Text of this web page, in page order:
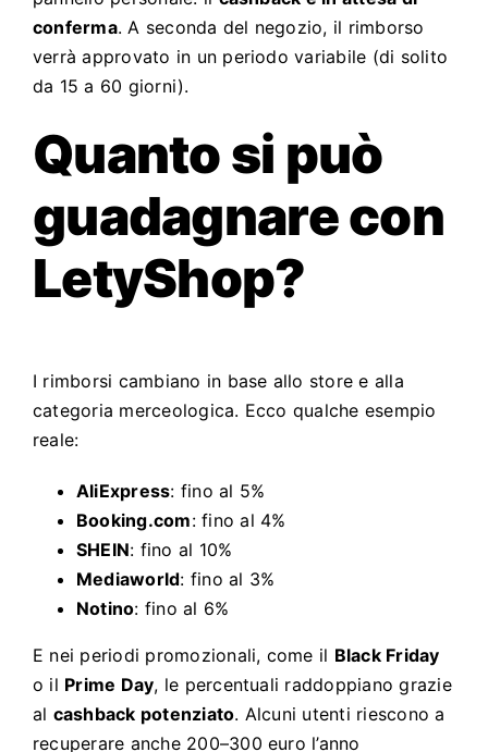
conferma. A seconda del negozio, il rimborso
verrà approvato in un periodo variabile (di solito
da 15 a 60 giorni).
Quanto si può
guadagnare con
LetyShop?
I rimborsi cambiano in base allo store e alla
categoria merceologica. Ecco qualche esempio
reale:
AliExpress: fino al 5%
Booking.com: fino al 4%
SHEIN: fino al 10%
Mediaworld: fino al 3%
Notino: fino al 6%
E nei periodi promozionali, come il Black Friday
o il Prime Day, le percentuali raddoppiano grazie
al cashback potenziato. Alcuni utenti riescono a
recuperare anche 200–300 euro l’anno